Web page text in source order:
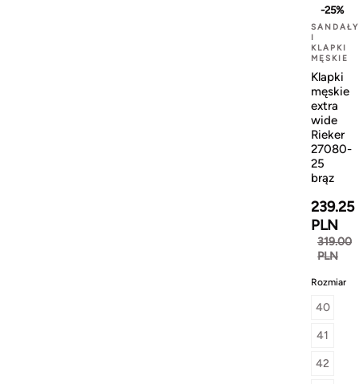
-25%
SANDAŁY
I
KLAPKI
MĘSKIE
Klapki
męskie
extra
wide
Rieker
27080-
25
brąz
239.25
PLN
319.00
PLN
Rozmiar
40
41
42